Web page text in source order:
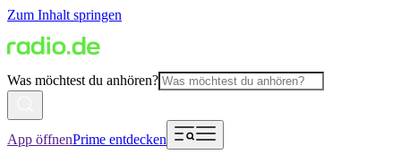
Zum Inhalt springen
Was möchtest du anhören?
App öffnenPrime entdecken